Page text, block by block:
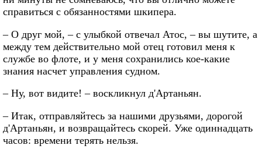
справиться с обязанностями шкипера.
– О друг мой, – с улыбкой отвечал Атос, – вы шутите, а
между тем действительно мой отец готовил меня к
службе во флоте, и у меня сохранились кое-какие
знания насчет управления судном.
– Ну, вот видите! – воскликнул д'Артаньян.
– Итак, отправляйтесь за нашими друзьями, дорогой
д'Артаньян, и возвращайтесь скорей. Уже одиннадцать
часов: времени терять нельзя.